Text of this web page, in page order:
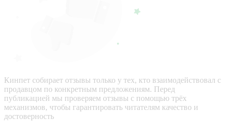
Кинпет собирает отзывы только у тех, кто взаимодействовал с
продавцом по конкретным предложениям. Перед
публикацией мы проверяем отзывы с помощью трёх
механизмов, чтобы гарантировать читателям качество и
достоверность